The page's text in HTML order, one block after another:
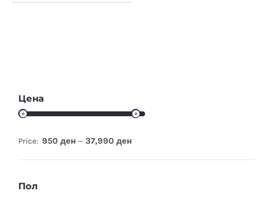
Цена
Price: 950 ден — 37,990 ден
Пол